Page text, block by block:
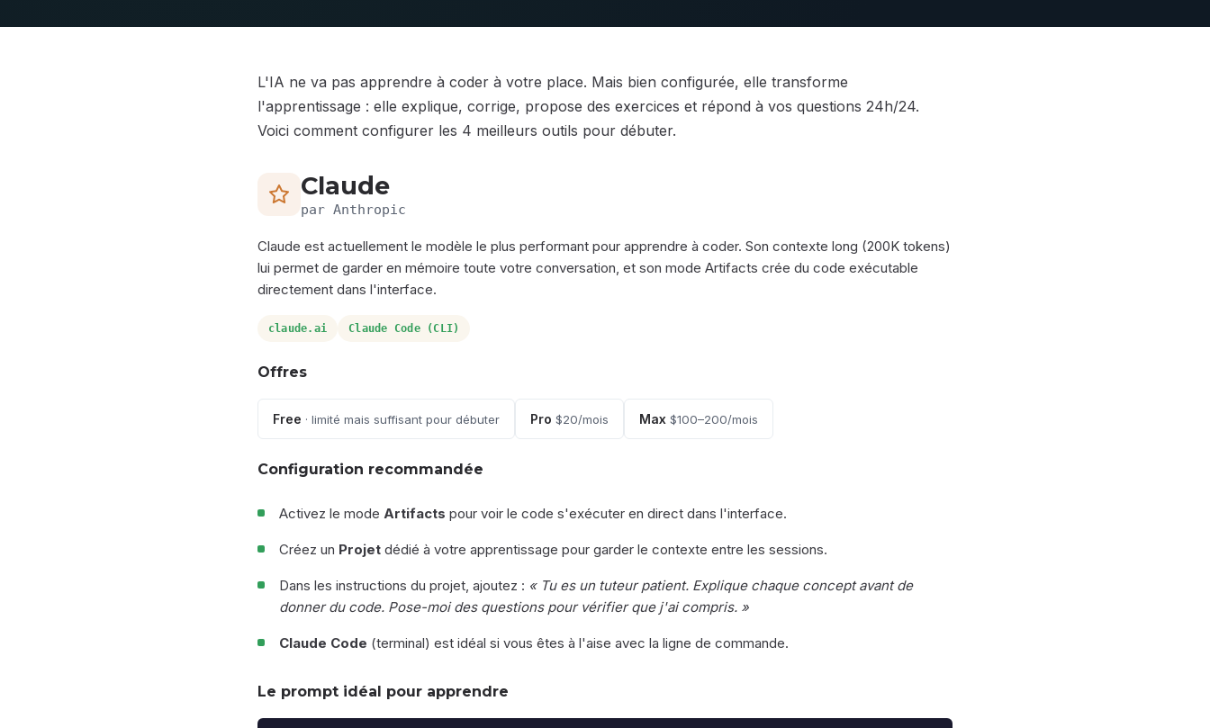
L'IA ne va pas apprendre à coder à votre place. Mais bien configurée, elle transforme
l'apprentissage : elle explique, corrige, propose des exercices et répond à vos questions 24h/24.
Voici comment configurer les 4 meilleurs outils pour débuter.
Claude
par Anthropic
Claude est actuellement le modèle le plus performant pour apprendre à coder. Son contexte long (200K tokens)
lui permet de garder en mémoire toute votre conversation, et son mode Artifacts crée du code exécutable
directement dans l'interface.
claude.ai Claude Code (CLI)
Offres
Free · limité mais suffisant pour débuter Pro $20/mois Max $100–200/mois
Configuration recommandée
Activez le mode Artifacts pour voir le code s'exécuter en direct dans l'interface.
Créez un Projet dédié à votre apprentissage pour garder le contexte entre les sessions.
Dans les instructions du projet, ajoutez : « Tu es un tuteur patient. Explique chaque concept avant de
donner du code. Pose-moi des questions pour vérifier que j'ai compris. »
Claude Code (terminal) est idéal si vous êtes à l'aise avec la ligne de commande.
Le prompt idéal pour apprendre